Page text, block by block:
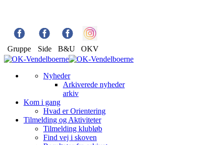
Gruppe Side B&U OKV
Nyheder
Arkiverede nyheder
arkiv
Kom i gang
Hvad er Orientering
Tilmelding og Aktiviteter
Tilmelding klubløb
Find vej i skoven